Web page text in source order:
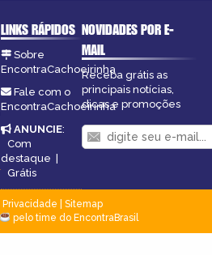
LINKS RÁPIDOS
Sobre
EncontraCachoeirinha
Fale com o
EncontraCachoeirinha
ANUNCIE:
Com
destaque |
Grátis
NOVIDADES POR E-
MAIL
Receba grátis as
principais notícias,
dicas e promoções
Privacidade
Sitemap
pelo time do EncontraBrasil